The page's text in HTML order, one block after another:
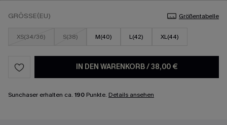
GRÖSSE(EU) Größentabelle
XS(34/36) S(38) M(40) L(42) XL(44)
IN DEN WARENKORB/38,00 €
Sunchaser erhalten ca. 190 Punkte. Details ansehen